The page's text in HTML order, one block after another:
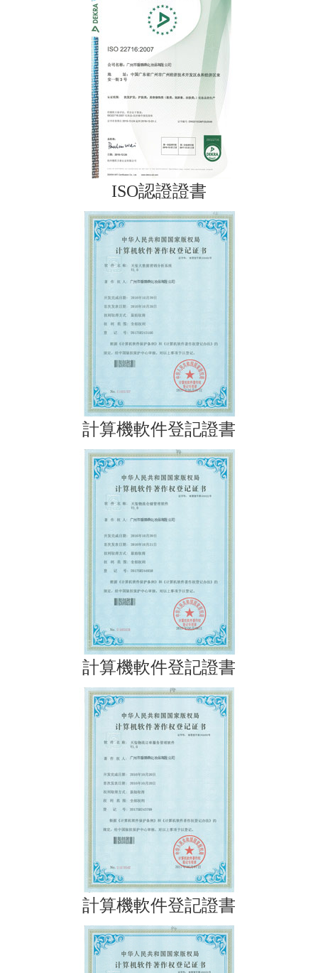
ISO認證證書
計算機軟件登記證書
計算機軟件登記證書
計算機軟件登記證書